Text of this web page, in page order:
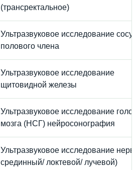
(трансректальное)
Ультразвуковое исследование
полового члена
Ультразвуковое исследование
щитовидной железы
Ультразвуковое исследование
мозга (НСГ) нейросонография
Ультразвуковое исследование
срединный/ локтевой/ лучевой)